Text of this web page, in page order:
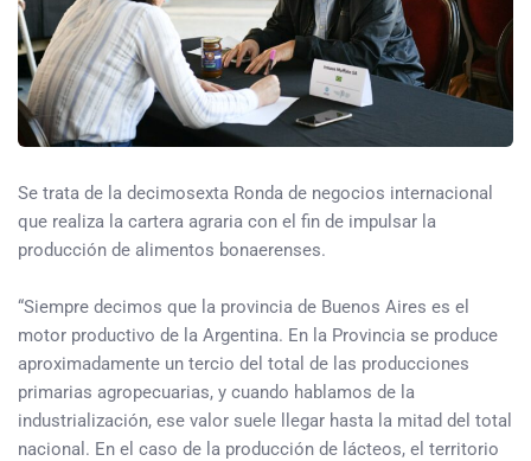
Se trata de la decimosexta Ronda de negocios internacional
que realiza la cartera agraria con el fin de impulsar la
producción de alimentos bonaerenses.
“Siempre decimos que la provincia de Buenos Aires es el
motor productivo de la Argentina. En la Provincia se produce
aproximadamente un tercio del total de las producciones
primarias agropecuarias, y cuando hablamos de la
industrialización, ese valor suele llegar hasta la mitad del total
nacional. En el caso de la producción de lácteos, el territorio